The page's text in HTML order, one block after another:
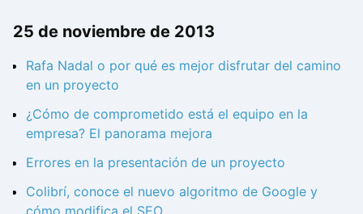
25 de noviembre de 2013
Rafa Nadal o por qué es mejor disfrutar del camino
en un proyecto
¿Cómo de comprometido está el equipo en la
empresa? El panorama mejora
Errores en la presentación de un proyecto
Colibrí, conoce el nuevo algoritmo de Google y
cómo modifica el SEO